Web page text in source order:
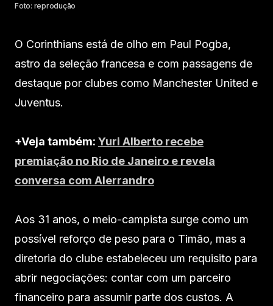
Foto: reprodução
O Corinthians está de olho em Paul Pogba,
astro da seleção francesa e com passagens de
destaque por clubes como Manchester United e
Juventus.
+Veja também: Yuri Alberto recebe
premiação no Rio de Janeiro e revela
conversa com Alerrandro
Aos 31 anos, o meio-campista surge como um
possível reforço de peso para o Timão, mas a
diretoria do clube estabeleceu um requisito para
abrir negociações: contar com um parceiro
financeiro para assumir parte dos custos. A